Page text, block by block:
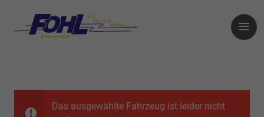
Das ausgewählte Fahrzeug ist leider nicht